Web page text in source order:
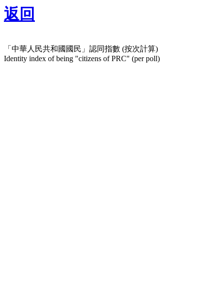
返回
「中華人民共和國國民」認同指數 (按次計算)
Identity index of being "citizens of PRC" (per poll)